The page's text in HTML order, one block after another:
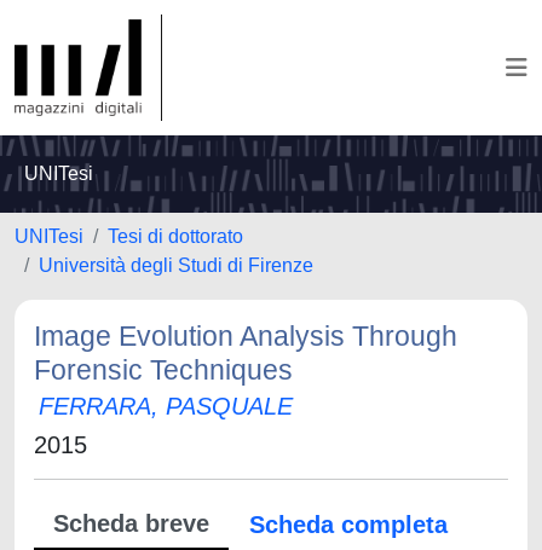
UNITesi
UNITesi
Tesi di dottorato
Università degli Studi di Firenze
Image Evolution Analysis Through
Forensic Techniques
FERRARA, PASQUALE
2015
Scheda breve
Scheda completa